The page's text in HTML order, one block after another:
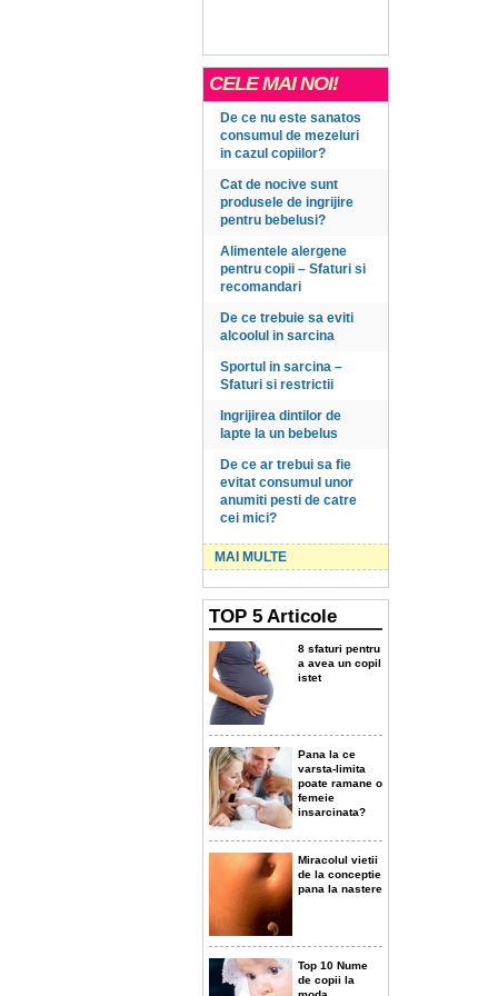
CELE MAI NOI!
De ce nu este sanatos
consumul de mezeluri
in cazul copiilor?
Cat de nocive sunt
produsele de ingrijire
pentru bebelusi?
Alimentele alergene
pentru copii – Sfaturi si
recomandari
De ce trebuie sa eviti
alcoolul in sarcina
Sportul in sarcina –
Sfaturi si restrictii
Ingrijirea dintilor de
lapte la un bebelus
De ce ar trebui sa fie
evitat consumul unor
anumiti pesti de catre
cei mici?
MAI MULTE
TOP 5 Articole
8 sfaturi pentru
a avea un copil
istet
Pana la ce
varsta-limita
poate ramane o
femeie
insarcinata?
Miracolul vietii
de la conceptie
pana la nastere
Top 10 Nume
de copii la